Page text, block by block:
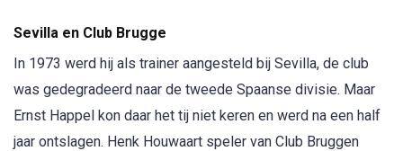
Sevilla en Club Brugge
In 1973 werd hij als trainer aangesteld bij Sevilla, de club
was gedegradeerd naar de tweede Spaanse divisie. Maar
Ernst Happel kon daar het tij niet keren en werd na een half
jaar ontslagen. Henk Houwaart speler van Club Bruggen